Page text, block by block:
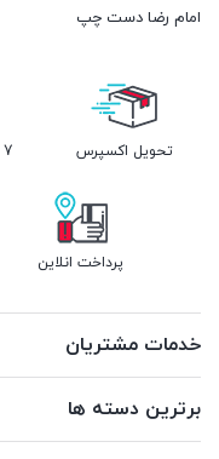
امام رضا دست چپ
تحویل اکسپرس
پرداخت انلاین
خدمات مشتریان
برترین دسته ها